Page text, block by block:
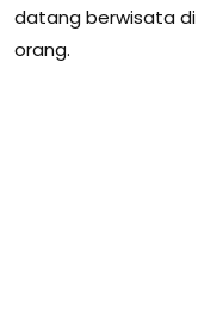
datang berwisata di
orang.